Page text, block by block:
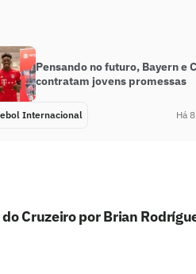
Pensando no futuro, Bayern e
contratam jovens promessas
Internacional Há
Cruzeiro por Brian